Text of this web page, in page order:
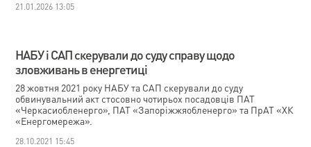
21.01.2026 13:05
НАБУ і САП скерували до суду справу щодо
зловживань в енергетиці
28 жовтня 2021 року НАБУ та САП скерували до суду
обвинувальний акт стосовно чотирьох посадовців ПАТ
«Черкасиобленерго», ПАТ «Запоріжжяобленерго» та ПрАТ «ХК
«Енергомережа».
28.10.2021 15:45